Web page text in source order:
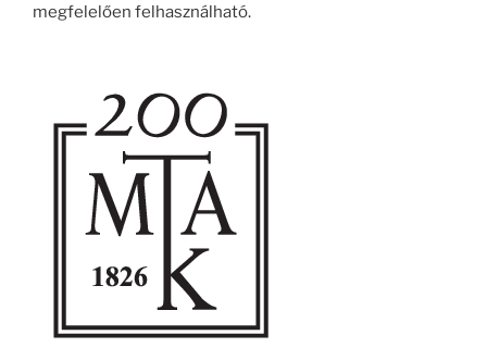
megfelelően felhasználható.